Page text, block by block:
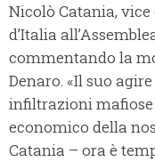
Nicolò Catania,
d’Italia
commentando la
Denaro. «Il suo
infiltrazioni mafiose
economico della
Catania – ora è